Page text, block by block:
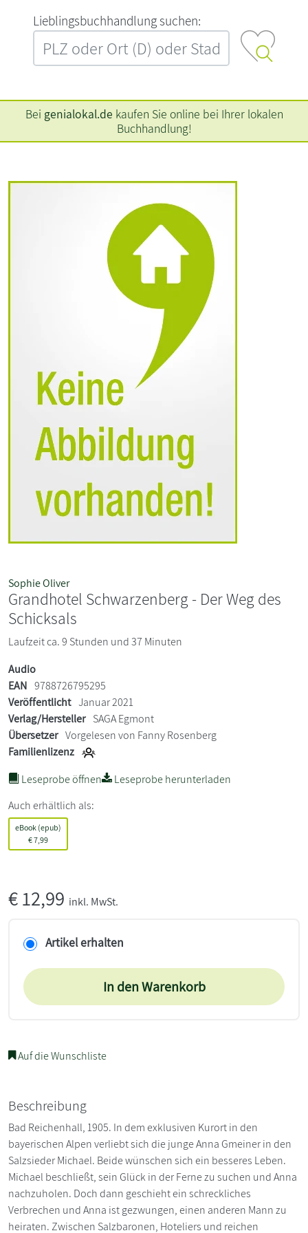
L‍i‍e‍b‍l‍i‍n‍g‍s‍b‍u‍c‍h‍h‍a‍n‍d‍l‍u‍n‍g‍ ‍s‍u‍c‍h‍e‍n‍:‍
Bei genialokal.de kaufen Sie online bei Ihrer lokalen
Buchhandlung!
Sophie Oliver
Grandhotel Schwarzenberg - Der Weg des
Schicksals
Laufzeit ca. 9 Stunden und 37 Minuten
Audio
EAN 9788726795295
Veröffentlicht Januar 2021
Verlag/Hersteller SAGA Egmont
Übersetzer Vorgelesen von Fanny Rosenberg
Familienlizenz
Leseprobe öffnen
Leseprobe herunterladen
Auch erhältlich als:
eBook (epub)
€7,99
€12,99 inkl. MwSt.
Artikel erhalten
In den Warenkorb
Auf die Wunschliste
Beschreibung
Bad Reichenhall, 1905. In dem exklusiven Kurort in den
bayerischen Alpen verliebt sich die junge Anna Gmeiner in den
Salzsieder Michael. Beide wünschen sich ein besseres Leben.
Michael beschließt, sein Glück in der Ferne zu suchen und Anna
nachzuholen. Doch dann geschieht ein schreckliches
Verbrechen und Anna ist gezwungen, einen anderen Mann zu
heiraten. Zwischen Salzbaronen, Hoteliers und reichen